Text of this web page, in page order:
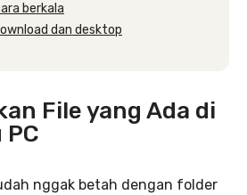
berkala
dan desktop
File yang Ada di
nggak betah dengan folder